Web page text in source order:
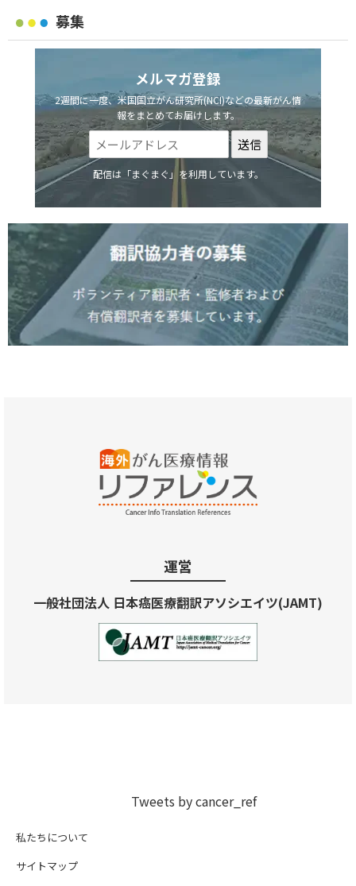
募集
メルマガ登録
2週間に一度、米国国立がん研究所(NCI)などの最新がん情
報をまとめてお届けします。
配信は「まぐまぐ」を利用しています。
運営
一般社団法人 日本癌医療翻訳アソシエイツ(JAMT)
Tweets by cancer_ref
私たちについて
サイトマップ